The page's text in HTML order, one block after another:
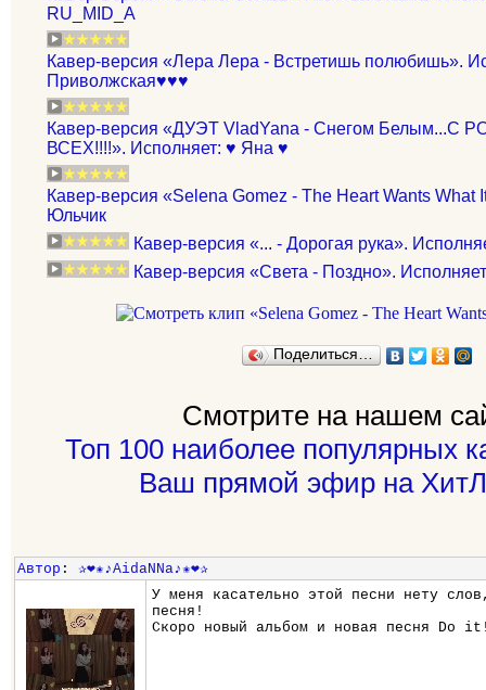
RU_MID_A
Кавер-версия «Лера Лера - Встретишь полюбишь».
Приволжская♥♥♥
Кавер-версия «ДУЭТ VladYana - Снегом Белым...С
ВСЕХ!!!!». Исполняет: ♥ Яна ♥
Кавер-версия «Selena Gomez - The Heart Wants What
Юльчик
Кавер-версия «... - Дорогая рука».
Кавер-версия «Света - Поздно».
Поделиться…
Смотрите на нашем
Топ 100 наиболее популярных
Ваш прямой эфир на
Автор : ✰❤✬♪AidaNNa♪✬❤✰
У меня касательно этой песни нету
песня!
Скоро новый альбом и новая песня Do